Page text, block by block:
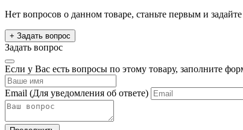
Нет вопросов о данном товаре, станьте первым и
+ Задать вопрос
Задать вопрос
Если у Вас есть вопросы по этому товару, заполните
Email (Для уведомления об ответе)